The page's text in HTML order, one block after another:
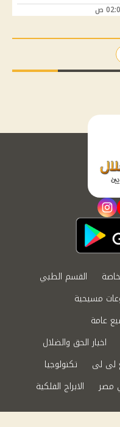
instagram
القسم الطبي
مسيحية
عامة
اخبار الحق والضلال
لى لى
تكنولوجيا
مصر
الابراج الفلكية